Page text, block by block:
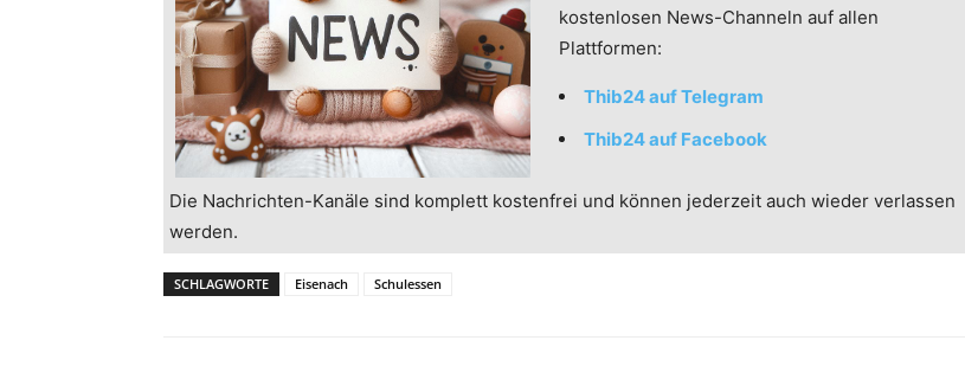
kostenlosen News-Channeln auf allen
Plattformen:
Thib24 auf Telegram
Thib24 auf Facebook
Die Nachrichten-Kanäle sind komplett kostenfrei und können jederzeit auch wieder verlassen
werden.
SCHLAGWORTE Eisenach Schulessen